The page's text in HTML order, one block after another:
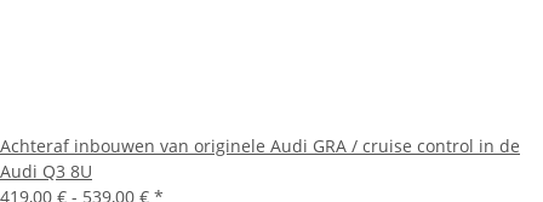
Achteraf inbouwen van originele Audi GRA / cruise control in de
Audi Q3 8U
419,00 € - 539,00 € *